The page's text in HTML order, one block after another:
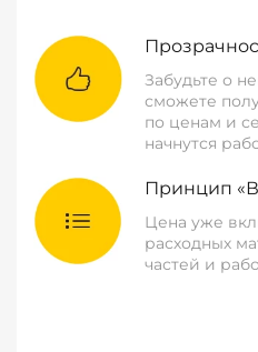
Забудьте о
сможете
по ценам и
начнутся
Принцип
Цена уже
расходных
частей и